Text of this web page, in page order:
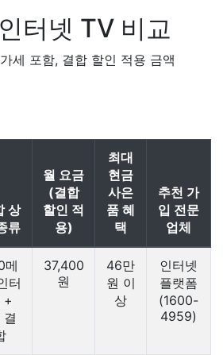
인터넷 TV 비교
세 포함, 결합 할인 적용 금액
상
류
월 요금
(결합
할인 적
용)
최대
현금
사은
품 혜
택
추천 가
입 전문
업체
메
터
+
37,400
원
46만
원 이
상
인터넷
플랫폼
(1600-
4959)